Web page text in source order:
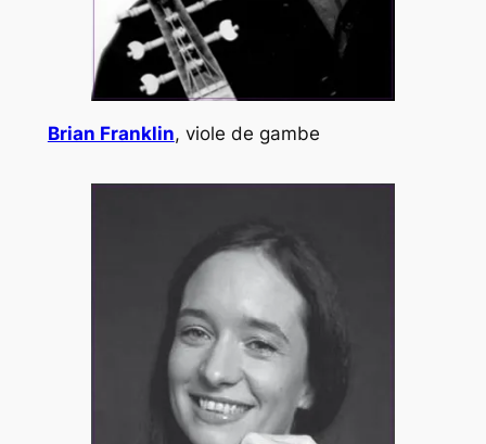
Brian Franklin, viole de gambe